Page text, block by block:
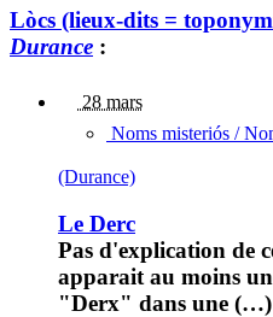
Lòcs (lieux-dits =
Durance :
28 mars
Noms misteriós /
(Durance)
Le Derc
Pas d'explication de
apparait au moins
"Derx" dans une (…)